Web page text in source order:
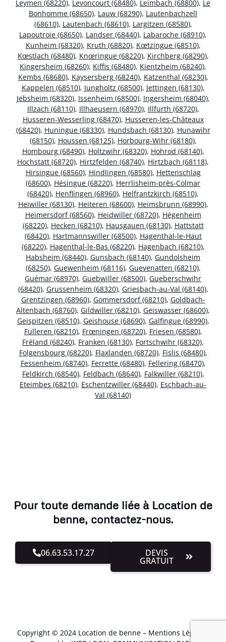
Leymen (68220), Levoncourt (68480), Leimbach (68800), Le
Bonhomme (68650), Lauw (68290), Lautenbachzell
(68610), Lautenbach (68610), Largitzen (68580),
Lapoutroie (68650), Landser (68440), Labaroche (68910),
Kunheim (68320), Kruth (68820), Kœtzingue (68510),
Kœstlach (68480), Knœringue (68220), Kirchberg (68290),
Kingersheim (68260), Kiffis (68480), Kientzheim (68240),
Kembs (68680), Kaysersberg (68240), Katzenthal (68230),
Kappelen (68510), Jungholtz (68500), Jettingen (68130),
Jebsheim (68320), Issenheim (68500), Ingersheim (68040),
Illzach (68110), Illhaeusern (68970), Illfurth (68720),
Husseren-Wesserling (68470), Husseren-les-Châteaux
(68420), Huningue (68330), Hundsbach (68130), Hunawihr
(68150), Houssen (68125), Horbourg-Wihr (68180),
Hombourg (68490), Holtzwihr (68320), Hohrod (68140),
Hochstatt (68720), Hirtzfelden (68740), Hirtzbach (68118),
Hirsingue (68560), Hindlingen (68580), Hettenschlag
(68600), Hésingue (68220), Herrlisheim-près-Colmar
(68420), Henflingen (68960), Helfrantzkirch (68510),
Heiwiller (68130), Heiteren (68600), Heimsbrunn (68990),
Heimersdorf (68560), Heidwiller (68720), Hégenheim
(68220), Hecken (68210), Hausgauen (68130), Hattstatt
(68420), Hartmannswiller (68500), Hagenthal-le-Haut
(68220), Hagenthal-le-Bas (68220), Hagenbach (68210),
Habsheim (68440), Gunsbach (68140), Gundolsheim
(68250), Guewenheim (68116), Guevenatten (68210),
Guémar (68970), Guebwiller (68500), Gueberschwihr
(68420), Grussenheim (68320), Griesbach-au-Val (68140),
Grentzingen (68960), Gommersdorf (68210), Goldbach-
Altenbach (68760), Gildwiller (68210), Geiswasser (68600),
Geispitzen (68510), Geishouse (68690), Galfingue (68990),
Fulleren (68210), Frœningen (68720), Friesen (68580),
Fréland (68240), Franken (68130), Fortschwihr (68320),
Folgensbourg (68220), Flaxlanden (68720), Fislis (68480),
Fessenheim (68740), Ferrette (68480), Fellering (68470),
Feldkirch (68540), Feldbach (68640), Falkwiller (68210),
Eteimbes (68210), Eschentzwiller (68440), Eschbach-au-
Val (68140)
Pour toute demande liée à Location de
benne, contactez-nous.
06.63.53.17.27 DEVIS
GRATUIT
Copyright © 2024 Location de benne – Mentions Légales